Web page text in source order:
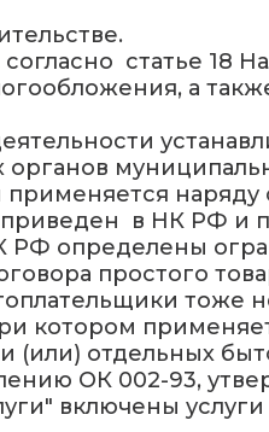
статье 18
а
в НК РФ и
РФ определены
простого
тоже
котором
(или) отдельных
ОК 002-93,
включены